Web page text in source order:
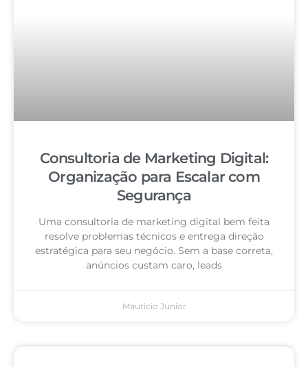
Consultoria de Marketing Digital:
Organização para Escalar com
Segurança
Uma consultoria de marketing digital bem feita
resolve problemas técnicos e entrega direção
estratégica para seu negócio. Sem a base correta,
anúncios custam caro, leads
Mauricio Junior